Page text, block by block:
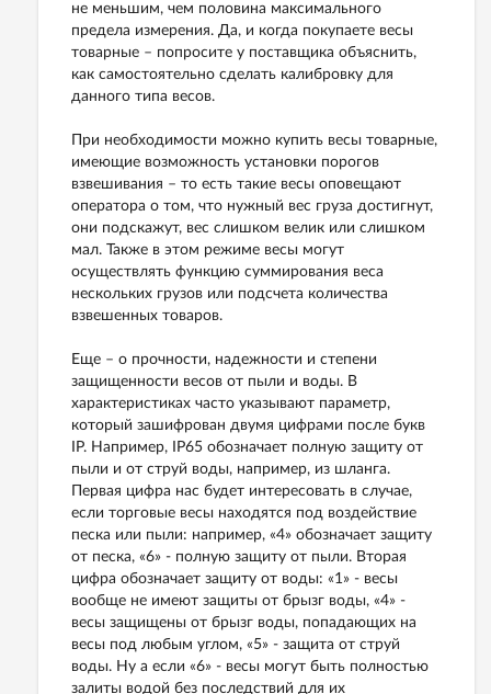
не меньшим, чем половина максимального
предела измерения. Да, и когда покупаете весы
товарные – попросите у поставщика объяснить,
как самостоятельно сделать калибровку для
данного типа весов.
При необходимости можно купить весы товарные,
имеющие возможность установки порогов
взвешивания – то есть такие весы оповещают
оператора о том, что нужный вес груза достигнут,
они подскажут, вес слишком велик или слишком
мал. Также в этом режиме весы могут
осуществлять функцию суммирования веса
нескольких грузов или подсчета количества
взвешенных товаров.
Еще – о прочности, надежности и степени
защищенности весов от пыли и воды. В
характеристиках часто указывают параметр,
который зашифрован двумя цифрами после букв
IP. Например, IP65 обозначает полную защиту от
пыли и от струй воды, например, из шланга.
Первая цифра нас будет интересовать в случае,
если торговые весы находятся под воздействие
песка или пыли: например, «4» обозначает защиту
от песка, «6» - полную защиту от пыли. Вторая
цифра обозначает защиту от воды: «1» - весы
вообще не имеют защиты от брызг воды, «4» -
весы защищены от брызг воды, попадающих на
весы под любым углом, «5» - защита от струй
воды. Ну а если «6» - весы могут быть полностью
залиты водой без последствий для их